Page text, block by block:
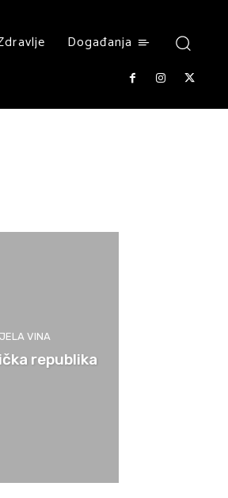
Događanja
VINA
republika